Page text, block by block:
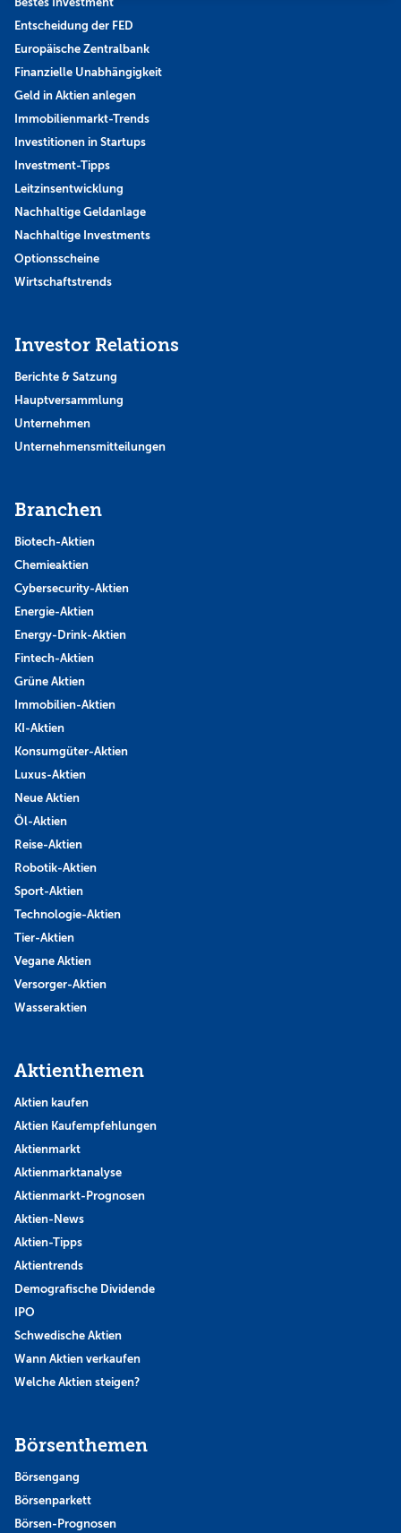
Entscheidung der FED
Europäische Zentralbank
Finanzielle Unabhängigkeit
Geld in Aktien anlegen
Immobilienmarkt-Trends
Investitionen in Startups
Investment-Tipps
Leitzinsentwicklung
Nachhaltige Geldanlage
Nachhaltige Investments
Optionsscheine
Wirtschaftstrends
Investor Relations
Berichte & Satzung
Hauptversammlung
Unternehmen
Unternehmensmitteilungen
Branchen
Biotech-Aktien
Chemieaktien
Cybersecurity-Aktien
Energie-Aktien
Energy-Drink-Aktien
Fintech-Aktien
Grüne Aktien
Immobilien-Aktien
KI-Aktien
Konsumgüter-Aktien
Luxus-Aktien
Neue Aktien
Öl-Aktien
Reise-Aktien
Robotik-Aktien
Sport-Aktien
Technologie-Aktien
Tier-Aktien
Vegane Aktien
Versorger-Aktien
Wasseraktien
Aktienthemen
Aktien kaufen
Aktien Kaufempfehlungen
Aktienmarkt
Aktienmarktanalyse
Aktienmarkt-Prognosen
Aktien-News
Aktien-Tipps
Aktientrends
Demografische Dividende
IPO
Schwedische Aktien
Wann Aktien verkaufen
Welche Aktien steigen?
Börsenthemen
Börsengang
Börsenparkett
Börsen-Prognosen